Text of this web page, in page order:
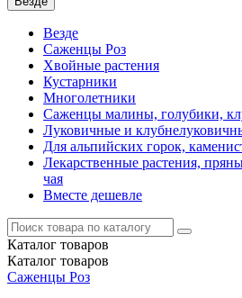
Везде
Саженцы Роз
Хвойные растения
Кустарники
Многолетники
Саженцы малины, голубики,
Луковичные и
Для альпийских горок,
Лекарственные растения,
чая
Вместе дешевле
Каталог товаров
Каталог товаров
Саженцы Роз